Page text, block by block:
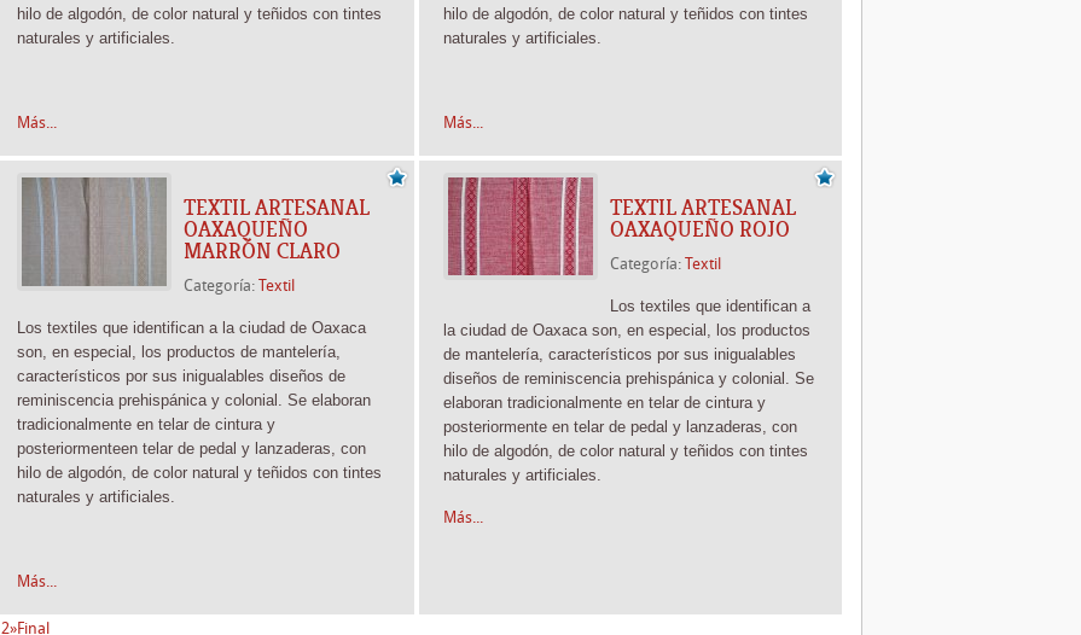
hilo de algodón, de color natural y teñidos con tintes
naturales y artificiales.
Más...
hilo de algodón, de color natural y teñidos con tintes
naturales y artificiales.
Más...
TEXTIL ARTESANAL
OAXAQUEÑO
MARRÓN CLARO
Categoría: Textil
Los textiles que identifican a la ciudad de Oaxaca
son, en especial, los productos de mantelería,
característicos por sus inigualables diseños de
reminiscencia prehispánica y colonial. Se elaboran
tradicionalmente en telar de cintura y
posteriormenteen telar de pedal y lanzaderas, con
hilo de algodón, de color natural y teñidos con tintes
naturales y artificiales.
Más...
TEXTIL ARTESANAL
OAXAQUEÑO ROJO
Categoría:Textil
Los textiles que identifican a
la ciudad de Oaxaca son, en especial, los productos
de mantelería, característicos por sus inigualables
diseños de reminiscencia prehispánica y colonial. Se
elaboran tradicionalmenteen telar de cintura y
posteriormenteen telar de pedal y lanzaderas, con
hilo de algodón, de color natural y teñidos con tintes
naturales y artificiales.
Más...
2»Final